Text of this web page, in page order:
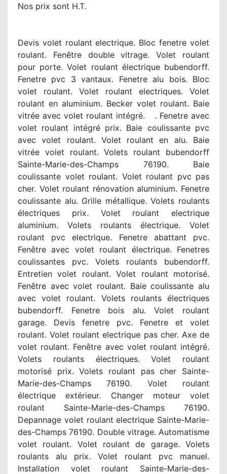
Nos prix sont H.T.
Devis volet roulant electrique. Bloc fenetre volet
roulant. Fenêtre double vitrage. Volet roulant
pour porte. Volet roulant électrique bubendorff.
Fenetre pvc 3 vantaux. Fenetre alu bois. Bloc
volet roulant. Volet roulant electriques. Volet
roulant en aluminium. Becker volet roulant. Baie
vitrée avec volet roulant intégré. . Fenetre avec
volet roulant intégré prix. Baie coulissante pvc
avec volet roulant. Volet roulant en alu. Baie
vitrée volet roulant. Volets roulant bubendorff
Sainte-Marie-des-Champs 76190. Baie
coulissante volet roulant. Volet roulant pvc pas
cher. Volet roulant rénovation aluminium. Fenetre
coulissante alu. Grille métallique. Volets roulants
électriques prix. Volet roulant electrique
aluminium. Volets roulants électrique. Volet
roulant pvc electrique. Fenetre abattant pvc.
Fenêtre avec volet roulant électrique. Fenetres
coulissantes pvc. Volets roulants bubendorff.
Entretien volet roulant. Volet roulant motorisé.
Fenêtre avec volet roulant. Baie coulissante alu
avec volet roulant. Volets roulants électriques
bubendorff. Fenetre bois alu. Volet roulant
garage. Devis fenetre pvc. Fenetre et volet
roulant. Volet roulant electrique pas cher. Axe de
volet roulant. Fenêtre avec volet roulant intégré.
Volets roulants électriques. Volet roulant
motorisé prix. Volets roulant pas cher Sainte-
Marie-des-Champs 76190. Volet roulant
électrique extérieur. Changer moteur volet
roulant Sainte-Marie-des-Champs 76190.
Depannage volet roulant electrique Sainte-Marie-
des-Champs 76190. Double vitrage. Automatisme
volet roulant. Volet roulant de garage. Volets
roulants alu prix. Volet roulant pvc manuel.
Installation volet roulant Sainte-Marie-des-